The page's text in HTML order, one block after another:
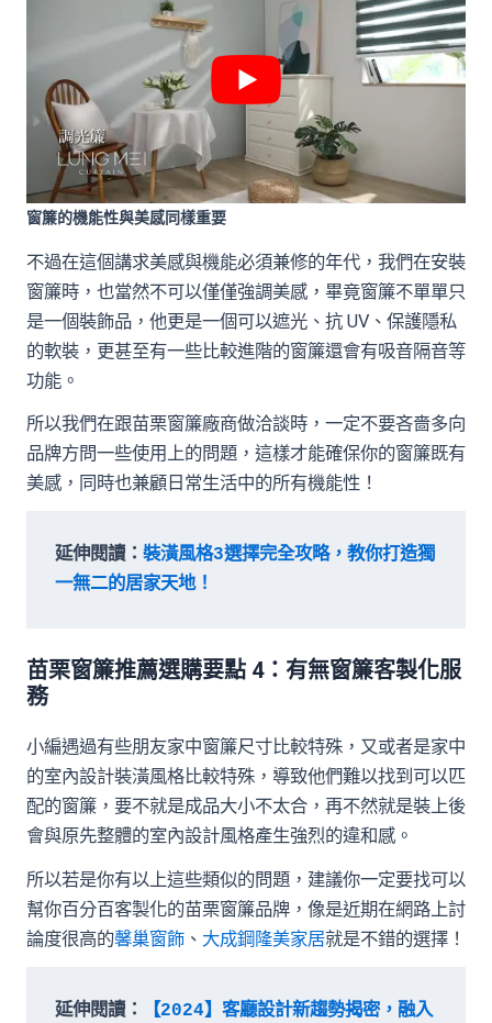
窗簾的機能性與美感同樣重要
不過在這個講求美感與機能必須兼修的年代，我們在安裝
窗簾時，也當然不可以僅僅強調美感，畢竟窗簾不單單只
是一個裝飾品，他更是一個可以遮光、抗 UV、保護隱私
的軟裝，更甚至有一些比較進階的窗簾還會有吸音隔音等
功能。
所以我們在跟苗栗窗簾廠商做洽談時，一定不要吝嗇多向
品牌方問一些使用上的問題，這樣才能確保你的窗簾既有
美感，同時也兼顧日常生活中的所有機能性！
延伸閱讀：裝潢風格3選擇完全攻略，教你打造獨
一無二的居家天地！
苗栗窗簾推薦選購要點 4：有無窗簾客製化服
務
小編遇過有些朋友家中窗簾尺寸比較特殊，又或者是家中
的室內設計裝潢風格比較特殊，導致他們難以找到可以匹
配的窗簾，要不就是成品大小不太合，再不然就是裝上後
會與原先整體的室內設計風格產生強烈的違和感。
所以若是你有以上這些類似的問題，建議你一定要找可以
幫你百分百客製化的苗栗窗簾品牌，像是近期在網路上討
論度很高的馨巢窗飾、 大成鋼隆美家居就是不錯的選擇！
延伸閱讀：
【2024】客廳設計新趨勢揭密，融入